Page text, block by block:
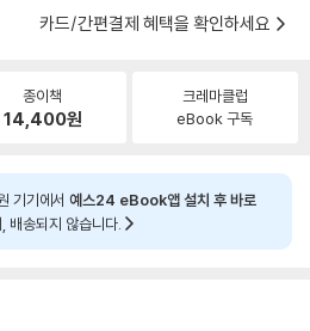
카드/간편결제 혜택을 확인하세요
종이책
14,400원
크레마클럽
eBook 구독
기기에서 예스24 eBook앱 설치 후 바로
배송되지 않습니다.